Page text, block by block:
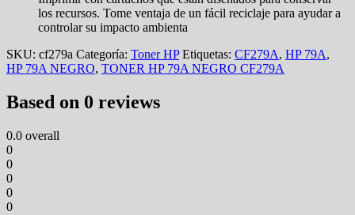
los recursos. Tome ventaja de un fácil reciclaje para ayudar a
controlar su impacto ambienta
SKU: cf279a Categoría: Toner HP Etiquetas: CF279A, HP 79A,
HP 79A NEGRO, TONER HP 79A NEGRO CF279A
Based on 0 reviews
0.0 overall
0
0
0
0
0